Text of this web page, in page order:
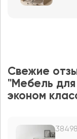
Свежие
"Мебель для
эконом
38498